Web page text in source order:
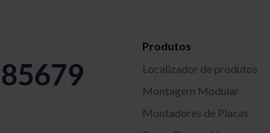
Produtos
Localizador de produtos
Montagem Modular
Montadores de Placas